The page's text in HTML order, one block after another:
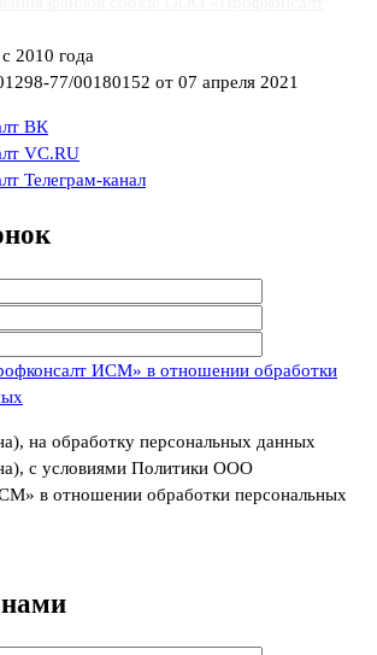
2010 года
77/00180152 от 07 апреля 2021
ИСМ» в отношении обработки
на обработку персональных данных
с условиями Политики ООО
в отношении обработки персональных